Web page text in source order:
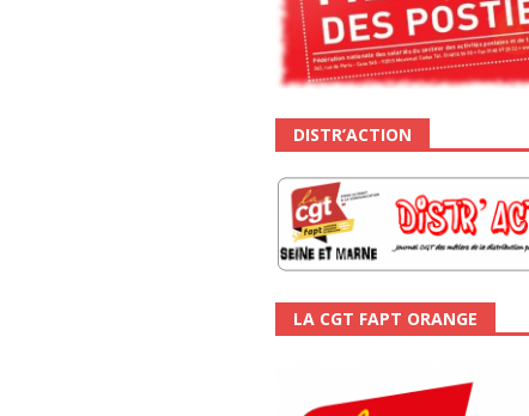
DISTR’ACTION
LA CGT FAPT ORANGE